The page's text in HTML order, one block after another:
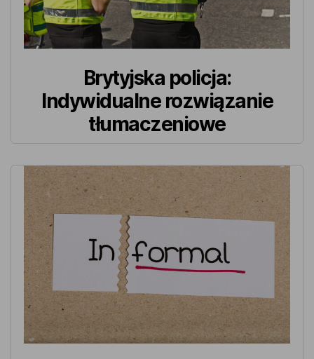
Brytyjska policja:
Indywidualne rozwiązanie
tłumaczeniowe